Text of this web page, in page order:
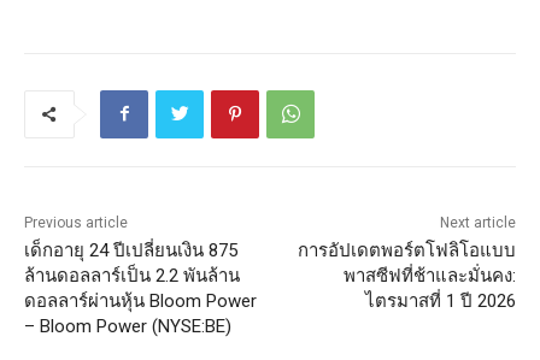
Previous article
เด็กอายุ 24 ปีเปลี่ยนเงิน 875
ล้านดอลลาร์เป็น 2.2 พันล้าน
ดอลลาร์ผ่านหุ้น Bloom Power
– Bloom Power (NYSE:BE)
Next article
การอัปเดตพอร์ตโฟลิโอแบบ
พาสซีฟที่ช้าและมั่นคง:
ไตรมาสที่ 1 ปี 2026